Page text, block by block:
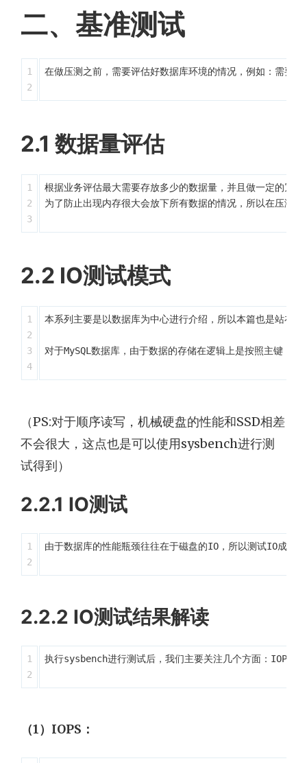
二、基准测试
1
在做压测之前，需要评估好数据库环境的情况，例如：需要
2.1 数据量评估
1
2
根据业务评估最大需要存放多少的数据量，并且做一定的冗
为了防止出现内存很大会放下所有数据的情况，所以在压
2.2 IO测试模式
1
2
3
本系列主要是以数据库为中心进行介绍，所以本篇也是站在
对于MySQL数据库，由于数据的存储在逻辑上是按照主键（
（PS:对于顺序读写，机械硬盘的性能和SSD相差
不会很大，这点也是可以使用sysbench进行测
试得到）
2.2.1 IO测试
1
由于数据库的性能瓶颈往往在于磁盘的IO，所以测试IO成
2.2.2 IO测试结果解读
1
执行sysbench进行测试后，我们主要关注几个方面：IOPS、
（1）IOPS：